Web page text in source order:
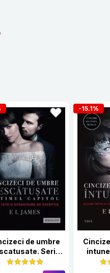
de umbre
Seria
Shades of Grey
-15.1%
Fifty